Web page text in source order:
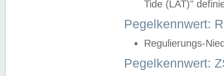
Tide (LAT)"
Pegelkennwert:
Regulierungs-
Pegelkennwert: